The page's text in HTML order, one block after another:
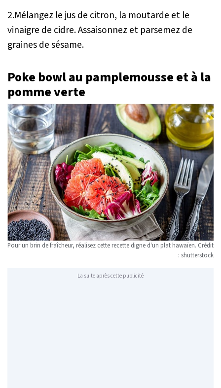
2.Mélangez le jus de citron, la moutarde et le
vinaigre de cidre. Assaisonnez et parsemez de
graines de sésame.
Poke bowl au pamplemousse et à la
pomme verte
Pour un brin de fraîcheur, réalisez cette recette digne d'un plat hawaïen. Crédit
: shutterstock
La suite après cette publicité